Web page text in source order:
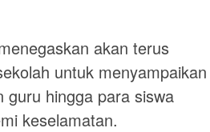
akan terus
untuk menyampaikan
guru hingga para siswa
keselamatan.